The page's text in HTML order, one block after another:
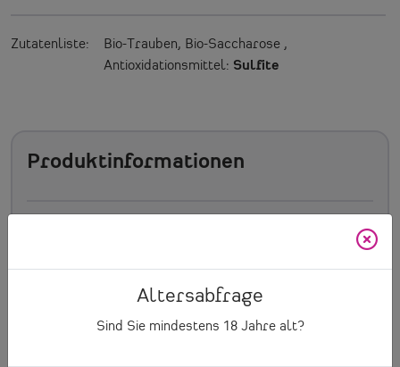
Altersabfrage
Sind Sie mindestens 18Jahre alt?
Zutatenliste: Bio-Trauben, Bio-Saccharose ,
Antioxidationsmittel: Sulfite
Produktinformationen
803